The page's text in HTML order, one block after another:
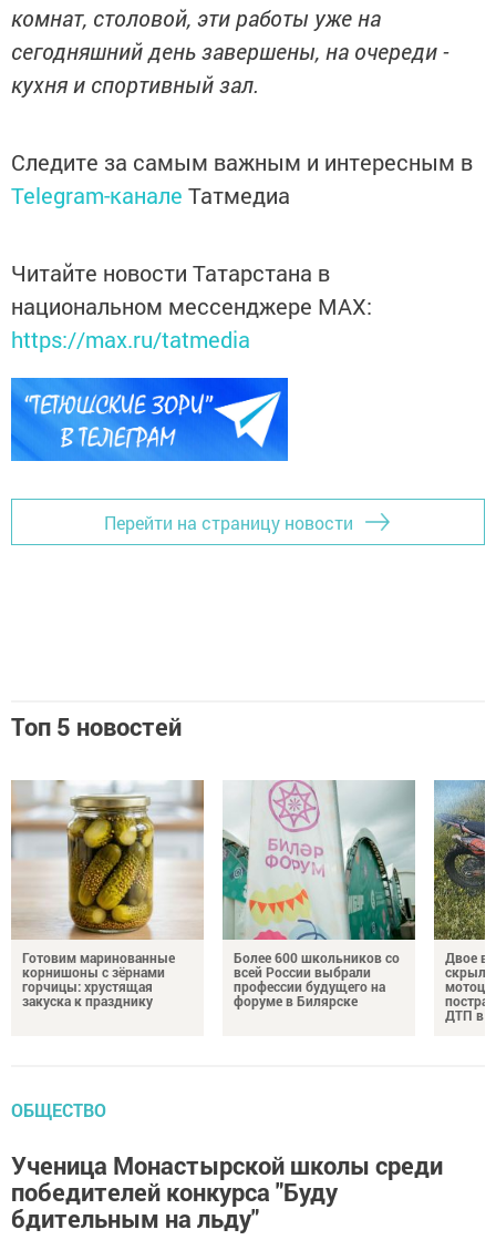
комнат, столовой, эти работы уже на
сегодняшний день завершены, на очереди -
кухня и спортивный зал.
Следите за самым важным и интересным в
Telegram-канале Татмедиа
Читайте новости Татарстана в
национальном мессенджере MАХ:
https://max.ru/tatmedia
Перейти на страницу новости
Топ 5 новостей
Готовим маринованные
корнишоны с зёрнами
горчицы: хрустящая
закуска к празднику
Более 600 школьников со
всей России выбрали
профессии будущего на
форуме в Билярске
Двое
ДТП в
ОБЩЕСТВО
Ученица Монастырской школы среди
победителей конкурса "Буду
бдительным на льду"